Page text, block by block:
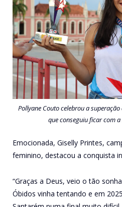
Pollyane Couto celebrou a
que conseguiu ficar com
Emocionada, Giselly Printes,
feminino, destacou a conquista
“Graças a Deus, veio o tão
Óbidos vinha tentando e em